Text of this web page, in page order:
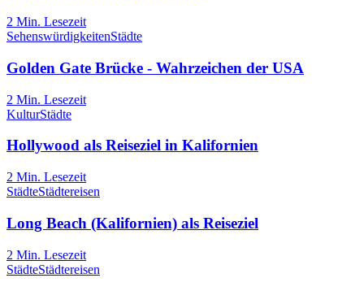
2 Min. Lesezeit
SehenswürdigkeitenStädte
Golden Gate Brücke - Wahrzeichen der USA
2 Min. Lesezeit
KulturStädte
Hollywood als Reiseziel in Kalifornien
2 Min. Lesezeit
StädteStädtereisen
Long Beach (Kalifornien) als Reiseziel
2 Min. Lesezeit
StädteStädtereisen